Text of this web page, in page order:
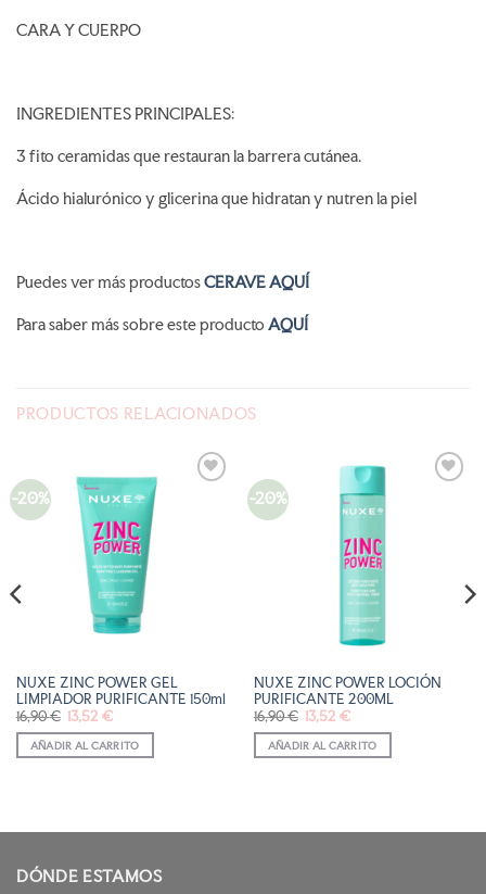
CARA Y CUERPO
INGREDIENTES PRINCIPALES:
3 fito ceramidas que restauran la barrera cutánea.
Ácido hialurónico y glicerina que hidratan y nutren la piel
Puedes ver más productosCERAVE AQUÍ
Para saber más sobre este producto AQUÍ
PRODUCTOS RELACIONADOS
-20%
NUXE ZINC POWER GEL
LIMPIADOR PURIFICANTE 150ml
16,90€ El
precio
original
era:
16,90 €.
13,52€El
actual
es:
13,52 €.
AÑADIR AL CARRITO
-20%
NUXE ZINC POWER LOCIÓN
PURIFICANTE 200ML
16,90€ El
precio
original
era:
16,90 €.
13,52€El
actual
es:
13,52 €.
AÑADIR AL CARRITO
DÓNDE ESTAMOS